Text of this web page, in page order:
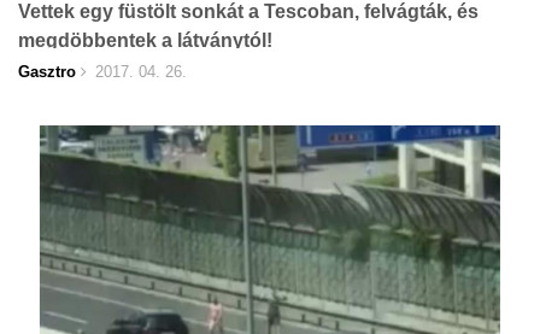
Vettek egy füstölt sonkát a Tescoban, felvágták, és
megdöbbentek a látványtól!
Gasztro 2017. 04. 26.